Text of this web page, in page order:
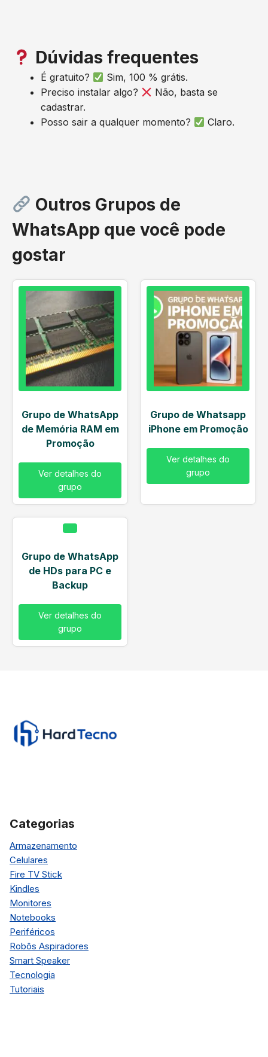
Dúvidas frequentes
É gratuito?
Sim, 100 % grátis.
Preciso instalar algo?
Não, basta se
cadastrar.
Posso sair a qualquer momento?
Claro.
Outros Grupos de
WhatsApp que você pode
gostar
Grupo de WhatsApp
de Memória RAM em
Promoção
Ver detalhes do
grupo
Grupo de Whatsapp
iPhone em Promoção
Ver detalhes do
grupo
Grupo de WhatsApp
de HDs para PC e
Backup
Ver detalhes do
grupo
Categorias
Armazenamento
Celulares
Fire TV Stick
Kindles
Monitores
Notebooks
Periféricos
Robôs Aspiradores
Smart Speaker
Tecnologia
Tutoriais